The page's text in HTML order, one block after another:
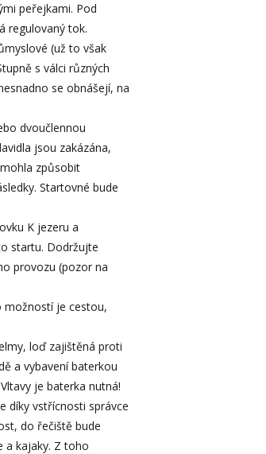
peřejkami. Pod
regulovaný tok.
(už to však
s válci různých
se obnášejí, na
dvoučlennou
jsou zakázána,
způsobit
Startovné bude
K jezeru a
startu. Dodržujte
provozu (pozor na
možností je cestou,
loď zajištěná proti
a vybavení baterkou
je baterka nutná!
díky vstřícnosti správce
do řečiště bude
a kajaky. Z toho